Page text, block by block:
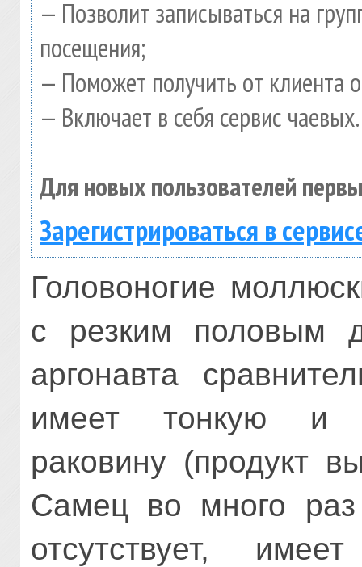
— Позволит записываться на
посещения;
— Поможет получить от клиента
— Включает в себя сервис чаевых.
Для новых пользователей
Зарегистрироваться в
Головоногие
с резким половым
аргонавта
имеет тонкую и
раковину (продукт
Самец во много
отсутствует,